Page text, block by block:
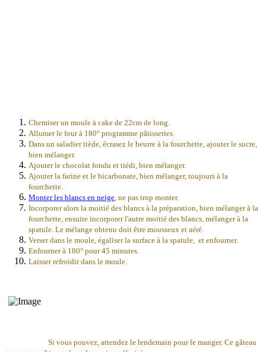
Chemiser un moule à cake de 22cm de long.
Allumer le four à 180° programme pâtisseries.
Dans un saladier tiède, écrasez le beurre à la fourchette, ajouter le sucre,
bien mélanger.
Ajouter le chocolat fondu et tiédi, bien mélanger.
Ajouter la farine et le bicarbonate, bien mélanger, toujours à la
fourchette.
Monter les blancs en neige, ne pas trop monter.
Incorporer alors la moitié des blancs à la préparation, bien mélanger à la
fourchette, ensuite incorporer l'autre moitié des blancs, mélanger à la
spatule. Le mélange obtenu doit être mousseux et aéré.
Verser dans le moule, égaliser la surface à la spatule, et enfourner.
Enfourner à 180° pour 45 minutes.
Laisser refroidir dans le moule.
Si vous pouvez, attendez le lendemain pour le manger. Ce gâteau